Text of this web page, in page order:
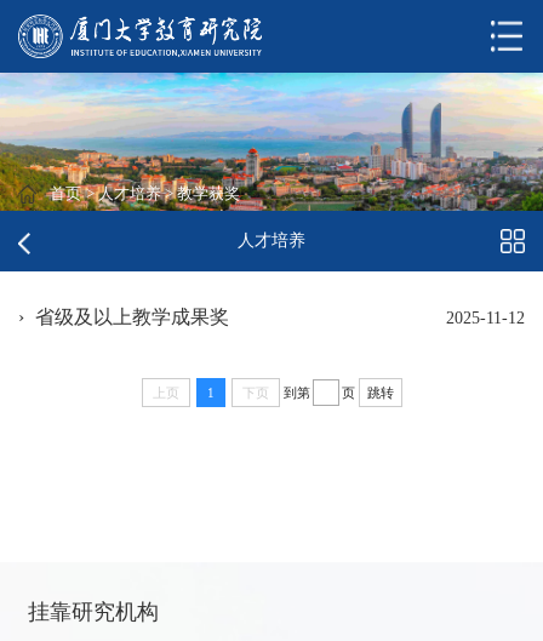
首页 > 人才培养 > 教学获奖
人才培养
省级及以上教学成果奖 2025-11-12
上页 1 下页 到第 页 跳转
挂靠研究机构